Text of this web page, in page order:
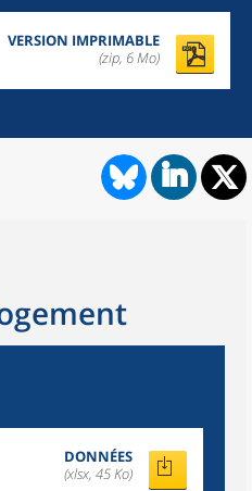
VERSION IMPRIMABLE
(zip, 6 Mo)
DONNÉES
(xlsx, 45 Ko)